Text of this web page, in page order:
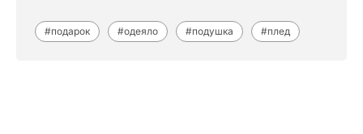
#подарок #одеяло #подушка #плед